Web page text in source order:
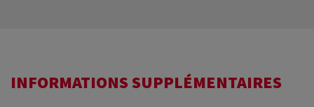
INFORMATIONS SUPPLÉMENTAIRES